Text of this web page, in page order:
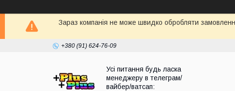
Зараз компанія не може швидко обробляти
+380 (91) 624-76-09
Усі питання будь ласка
менеджеру в телеграм/
вайбер/ватсап: